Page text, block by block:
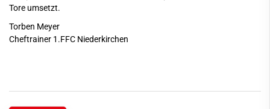
Tore umsetzt.
Torben Meyer
Cheftrainer 1.FFC Niederkirchen